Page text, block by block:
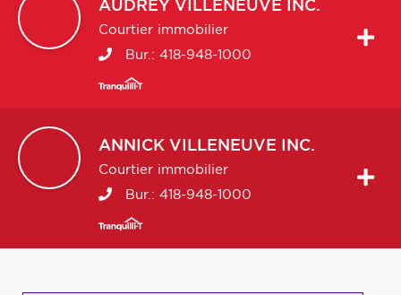
AUDREY VILLENEUVE INC.
Courtier immobilier
Bur.: 418-948-1000
ANNICK VILLENEUVE INC.
Courtier immobilier
Bur.: 418-948-1000